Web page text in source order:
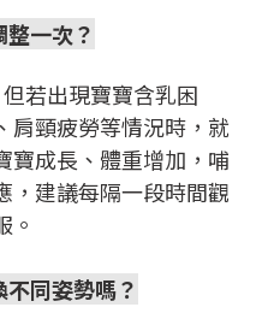
一次？
若出現寶寶含乳困
肩頸疲勞等情況時，就
寶成長、體重增加，哺
，建議每隔一段時間觀
。
同姿勢嗎？